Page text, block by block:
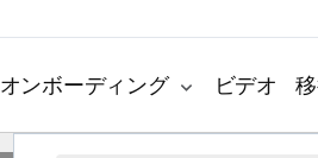
オンボーディング ビデオ